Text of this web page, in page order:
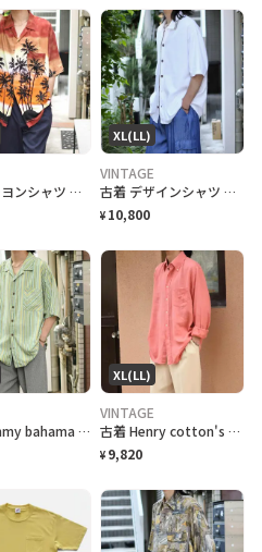
古着 レーヨンシャツ アロハシャツ 夕日 半袖シャツ オープンカラーシャツ
XL(LL)
VINTAGE
古着 デザインシャツ ニットシャツ 半袖シャツ ホワイト 白 シャツ
¥ 10,800
古着 tommy bahama マルチストライプ 半袖シャツ シルクシャツ 黄緑
XL(LL)
VINTAGE
古着 Henry cotton's リネンシャツ ボタンダウンシャツ BDシャツ
¥ 9,820